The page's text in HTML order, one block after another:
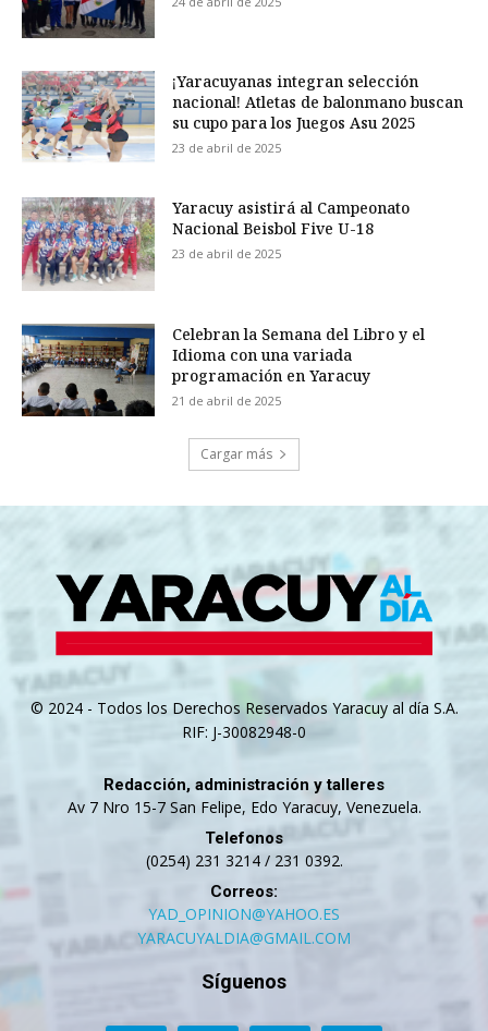
¡Yaracuyanas integran selección
nacional! Atletas de balonmano buscan
su cupo para los Juegos Asu 2025
23 de abril de 2025
Yaracuy asistirá al Campeonato
Nacional Beisbol Five U-18
23 de abril de 2025
Celebran la Semana del Libro y el
Idioma con una variada
programación en Yaracuy
21 de abril de 2025
Cargar más
© 2024 - Todos los Derechos Reservados Yaracuy al día S.A.
RIF: J-30082948-0
Redacción, administración y talleres
Av 7 Nro 15-7 San Felipe, Edo Yaracuy, Venezuela.
Telefonos
(0254) 231 3214 / 231 0392.
Correos:
YAD_OPINION@YAHOO.ES
YARACUYALDIA@GMAIL.COM
Síguenos